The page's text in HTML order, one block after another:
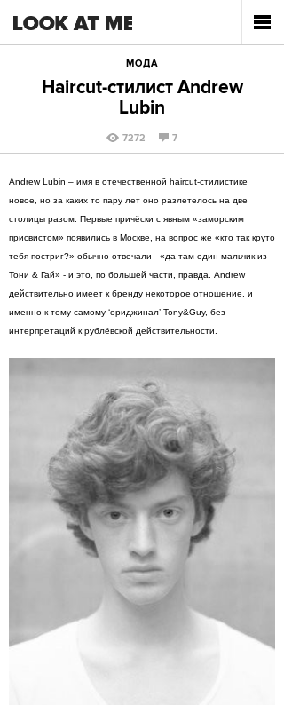
МОДА
Haircut-стилист Andrew
Lubin
7272 7
Andrew Lubin – имя в отечественной haircut-стилистике
новое, но за каких то пару лет оно разлетелось на две
столицы разом. Первые причёски с явным «заморским
присвистом» появились в Москве, на вопрос же «кто так круто
тебя постриг?» обычно отвечали - «да там один мальчик из
Тони & Гай» - и это, по большей части, правда. Andrew
действительно имеет к бренду некоторое отношение, и
именно к тому самому ‘ориджинал’ Tony&Guy, без
интерпретаций к рублёвской действительности.